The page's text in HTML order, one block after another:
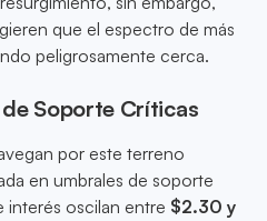
que el espectro de más
peligrosamente cerca.
Soporte Críticas
por este terreno
en umbrales de soporte
interés oscilan entre $2.30 y